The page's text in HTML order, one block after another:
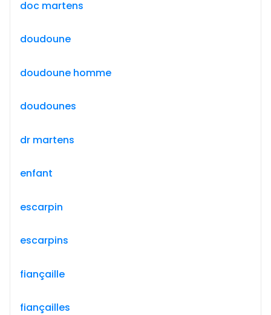
doc martens
doudoune
doudoune homme
doudounes
dr martens
enfant
escarpin
escarpins
fiançaille
fiançailles